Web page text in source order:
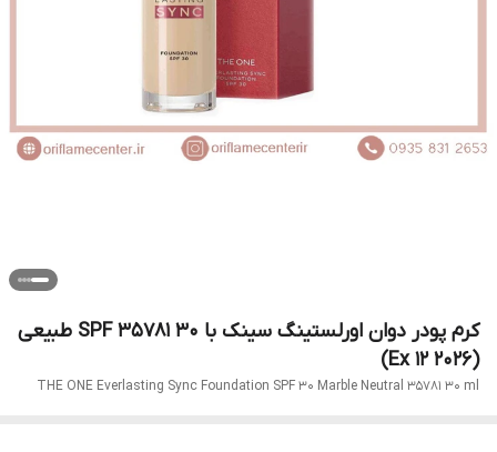
کرم پودر دوان اورلستینگ سینک با 30 SPF 35781 طبیعی
(Ex 12 2026)
THE ONE Everlasting Sync Foundation SPF 30 Marble Neutral 35781 30 ml